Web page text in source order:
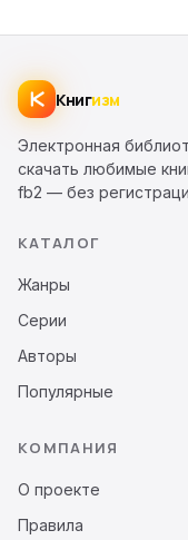
Книгизм
Электронная
скачать любимые
fb2 — без
КАТАЛОГ
Жанры
Серии
Авторы
Популярные
КОМПАНИЯ
О проекте
Правила